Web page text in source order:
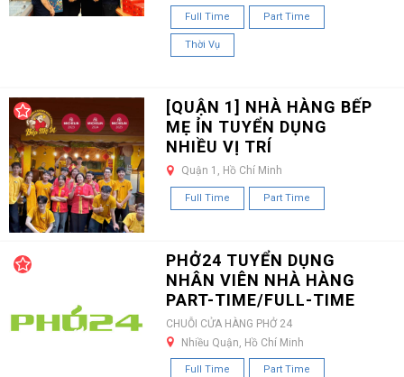
Full Time Part Time
Thời Vụ
[QUẬN 1] NHÀ HÀNG BẾP
MẸ ỈN TUYỂN DỤNG
NHIỀU VỊ TRÍ
Quận 1, Hồ Chí Minh
Full Time Part Time
PHỞ24 TUYỂN DỤNG
NHÂN VIÊN NHÀ HÀNG
PART-TIME/FULL-TIME
CHUỖI CỬA HÀNG PHỞ 24
Nhiều Quận, Hồ Chí Minh
Full Time Part Time